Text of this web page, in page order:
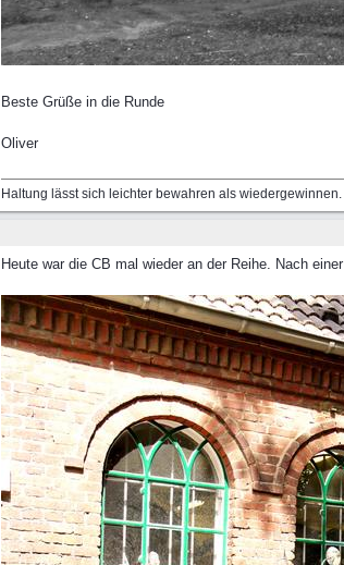
Beste Grüße in die Runde
Oliver
Haltung lässt sich leichter bewahren als wiedergewinnen.
Heute war die CB mal wieder an der Reihe. Nach